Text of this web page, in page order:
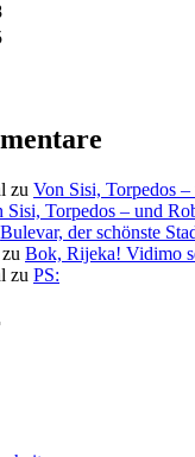
zu Von Sisi, Torpedos
Sisi, Torpedos – und
Bulevar, der schönste
zu Bok, Rijeka! Vidimo
zu PS: